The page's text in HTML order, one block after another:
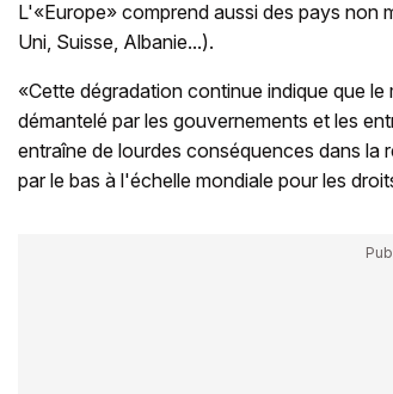
L'«Europe» comprend aussi des pays non
Uni, Suisse, Albanie...).
«Cette dégradation continue indique que
démantelé par les gouvernements et les
entraîne de lourdes conséquences dans la
par le bas à l'échelle mondiale pour les